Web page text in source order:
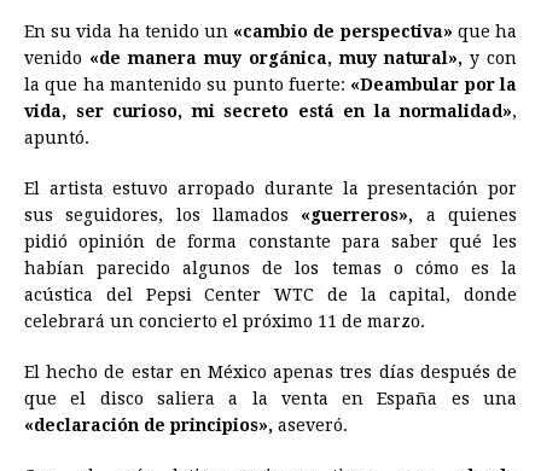
En su vida ha tenido un «cambio de perspectiva» que ha
venido «de manera muy orgánica, muy natural», y con
la que ha mantenido su punto fuerte: «Deambular por la
vida, ser curioso, mi secreto está en la normalidad»,
apuntó.
El artista estuvo arropado durante la presentación por
sus seguidores, los llamados «guerreros», a quienes
pidió opinión de forma constante para saber qué les
habían parecido algunos de los temas o cómo es la
acústica del Pepsi Center WTC de la capital, donde
celebrará un concierto el próximo 11 de marzo.
El hecho de estar en México apenas tres días después de
que el disco saliera a la venta en España es una
«declaración de principios», aseveró.